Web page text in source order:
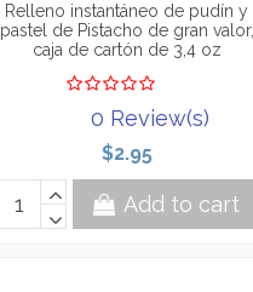
Relleno instantáneo de pudín y
pastel de Pistacho de gran valor,
caja de cartón de 3,4 oz
0 Review(s)
$2.95
Add to cart